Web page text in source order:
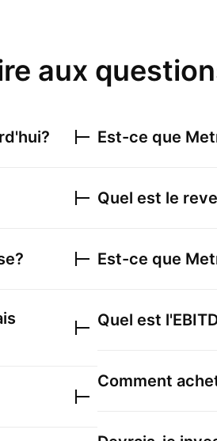
aux
Est-ce que
Quel est le
Est-ce que
Quel est
Comment